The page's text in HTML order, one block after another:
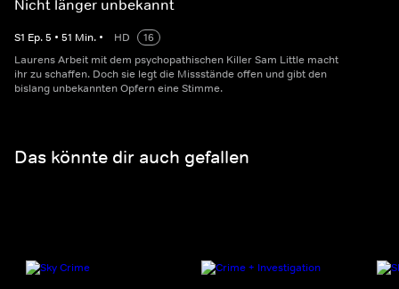
Nicht länger unbekannt
S1 Ep.5 • 51 Min. • HD
16
Laurens Arbeit mit dem psychopathischen Killer Sam Little macht
ihr zu schaffen. Doch sie legt die Missstände offen und gibt den
bislang unbekannten Opfern eine Stimme.
Das könnte dir auch gefallen